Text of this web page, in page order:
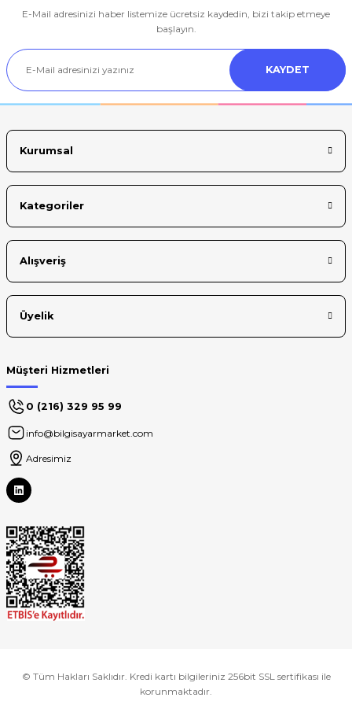
Ürün resmi kalitesiz, bozuk veya görüntülenemiyor.
Ürün açıklamasında eksik bilgiler bulunuyor.
Ürün bilgilerinde hatalar bulunuyor.
E-Mail adresinizi haber listemize ücretsiz kaydedin, bizi takip etmeye
başlayın.
KAYDET
Kurumsal
Kategoriler
Alışveriş
Üyelik
Müşteri Hizmetleri
0 (216) 329 95 99
info@bilgisayarmarket.com
Adresimiz
© Tüm Hakları Saklıdır. Kredi kartı bilgileriniz 256bit SSL sertifikası ile
korunmaktadır.